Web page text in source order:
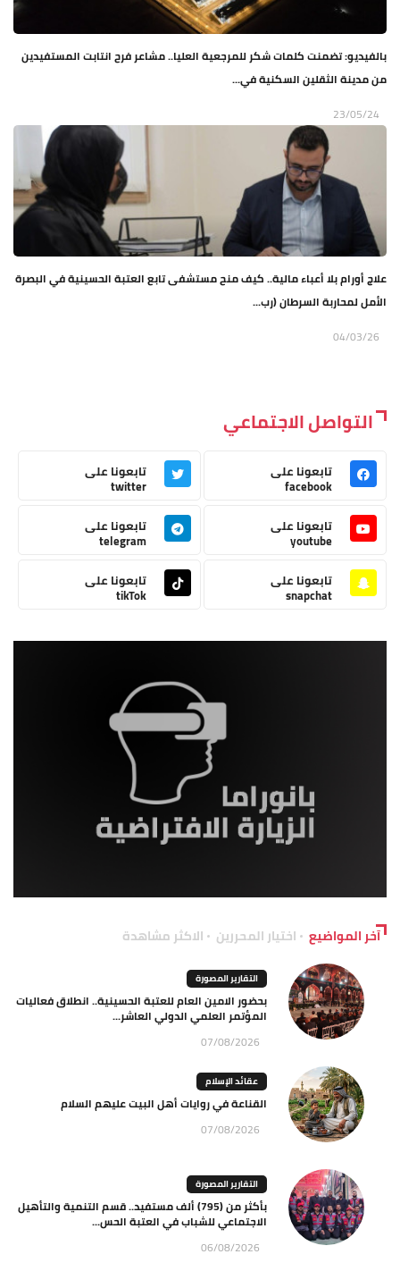
بالفيديو: تضمنت كلمات شكر للمرجعية العليا.. مشاعر فرح انتابت المستفيدين
من مدينة الثقلين السكنية في...
23/05/24
علاج أورام بلا أعباء مالية.. كيف منح مستشفى تابع العتبة الحسينية في البصرة
الأمل لمحاربة السرطان (رب...
04/03/26
التواصل الاجتماعي
تابعونا على
facebook
تابعونا على
twitter
تابعونا على
youtube
تابعونا على
telegram
تابعونا على
snapchat
تابعونا على
tikTok
آخر المواضيع اختيار المحررين الاكثر مشاهدة
التقارير المصورة
بحضور الامين العام للعتبة الحسينية.. انطلاق فعاليات
المؤتمر العلمي الدولي العاشر...
07/08/2026
عقائد الإسلام
القناعة في روايات أهل البيت عليهم السلام
07/08/2026
التقارير المصورة
بأكثر من (795) ألف مستفيد.. قسم التنمية والتأهيل
الاجتماعي للشباب في العتبة الحس...
06/08/2026